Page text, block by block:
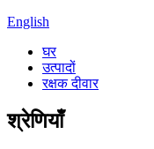
English
घर
उत्पादों
रक्षक दीवार
श्रेणियाँ